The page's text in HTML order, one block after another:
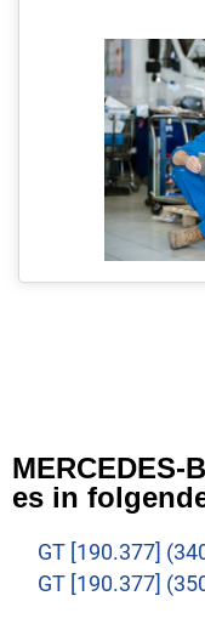
MERCEDES-
es in
GT [190.377]
GT [190.377]